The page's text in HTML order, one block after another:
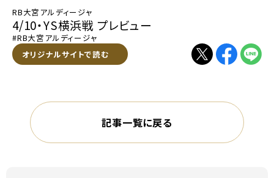
RB大宮アルディージャ
4/10・YS横浜戦 プレビュー
#RB大宮アルディージャ
オリジナルサイトで読む別ウィンドウで開く
記事一覧に戻る